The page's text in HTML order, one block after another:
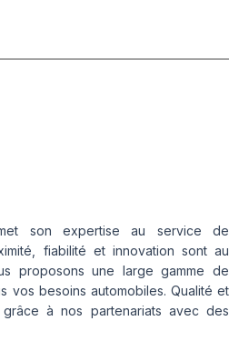
son expertise au service de
fiabilité et innovation sont au
proposons une large gamme de
vos besoins automobiles. Qualité et
à nos partenariats avec des